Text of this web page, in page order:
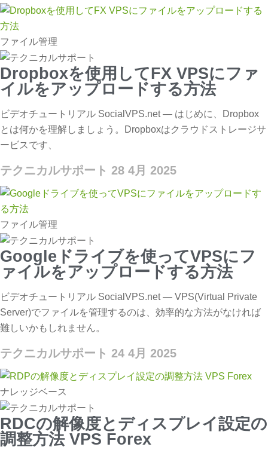
ファイル管理
Dropboxを使用してFX VPSにファ
イルをアップロードする方法
ビデオチュートリアル SocialVPS.net — はじめに、Dropbox
とは何かを理解しましょう。Dropboxはクラウドストレージサ
ービスです、
テクニカルサポート 28 4月 2025
ファイル管理
Googleドライブを使ってVPSにフ
ァイルをアップロードする方法
ビデオチュートリアル SocialVPS.net — VPS(Virtual Private
Server)でファイルを管理するのは、効率的な方法がなければ
難しいかもしれません。
テクニカルサポート 24 4月 2025
ナレッジベース
RDCの解像度とディスプレイ設定の
調整方法 VPS Forex